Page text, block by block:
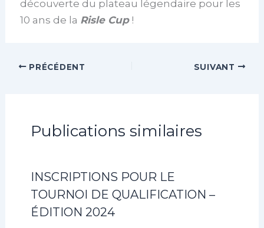
découverte du plateau légendaire pour les
10 ans de la Risle Cup!
PRÉCÉDENT SUIVANT
Publications similaires
INSCRIPTIONS POUR LE
TOURNOI DE QUALIFICATION –
ÉDITION 2024